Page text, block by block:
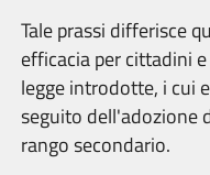
Tale prassi differisce
efficacia per cittadini
legge introdotte, i cui
seguito dell'adozione
rango secondario.